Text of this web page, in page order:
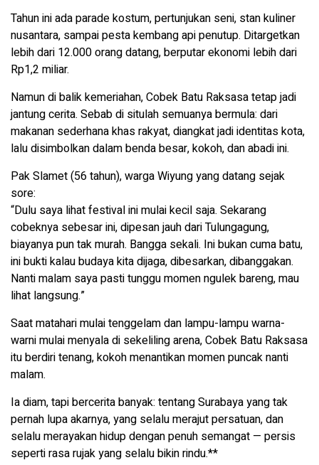
Tahun ini ada parade kostum, pertunjukan seni, stan kuliner
nusantara, sampai pesta kembang api penutup. Ditargetkan
lebih dari 12.000 orang datang, berputar ekonomi lebih dari
Rp1,2 miliar.
Namun di balik kemeriahan, Cobek Batu Raksasa tetap jadi
jantung cerita. Sebab di situlah semuanya bermula: dari
makanan sederhana khas rakyat, diangkat jadi identitas kota,
lalu disimbolkan dalam benda besar, kokoh, dan abadi ini.
Pak Slamet (56 tahun), warga Wiyung yang datang sejak
sore:
“Dulu saya lihat festival ini mulai kecil saja. Sekarang
cobeknya sebesar ini, dipesan jauh dari Tulungagung,
biayanya pun tak murah. Bangga sekali. Ini bukan cuma batu,
ini bukti kalau budaya kita dijaga, dibesarkan, dibanggakan.
Nanti malam saya pasti tunggu momen ngulek bareng, mau
lihat langsung.”
Saat matahari mulai tenggelam dan lampu-lampu warna-
warni mulai menyala di sekeliling arena, Cobek Batu Raksasa
itu berdiri tenang, kokoh menantikan momen puncak nanti
malam.
Ia diam, tapi bercerita banyak: tentang Surabaya yang tak
pernah lupa akarnya, yang selalu merajut persatuan, dan
selalu merayakan hidup dengan penuh semangat — persis
seperti rasa rujak yang selalu bikin rindu.**